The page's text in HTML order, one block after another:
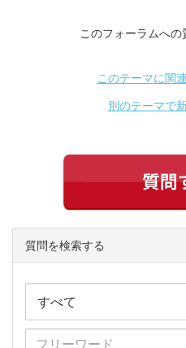
このフォーラムへ
このテーマに関
別のテーマで
質問を検索する